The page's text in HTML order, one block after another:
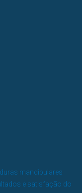
mandibulares
e satisfação do